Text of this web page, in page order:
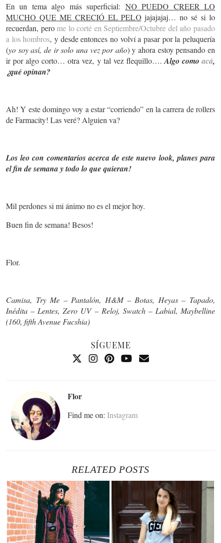
En un tema algo más superficial: NO PUEDO CREER LO
MUCHO QUE ME CRECIÓ EL PELO jajajajaj… no sé si lo
recuerdan, perome lo corté en Septiembre/Octubre del año pasado
a los hombros, y desde entonces no volví a pasar por la peluquería
(yo soy así, de ir solo una vez por año) y ahora estoy pensando en
ir por algo corto… otra vez, y tal vez flequillo…. Algo comoacá,
¿qué opinan?
Ah! Y este domingo voy a estar “corriendo” en la carrera de rollers
de Farmacity! Las veré? Alguien va?
Los leo con comentarios acerca de este nuevo look, planes para
el fin de semana y todo lo que quieran!
Mil perdones si mi ánimo no es el mejor hoy.
Buen fin de semana! Besos!
Flor.
Camisa, Try Me – Pantalón, H&M – Botas, Heyas – Tapado,
Inédita – Lentes, Zero UV – Reloj, Swatch – Labial, Maybelline
(160, fifth Avenue Fucshia)
SÍGUEME
Flor
Find me on: Instagram
RELATED POSTS